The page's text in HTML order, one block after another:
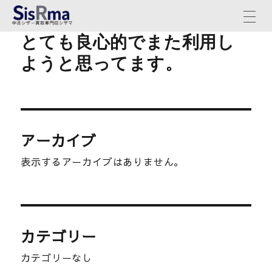
とても良心的でまた利用し
ようと思ってます。
アーカイブ
表示するアーカイブはありません。
カテゴリー
カテゴリーなし